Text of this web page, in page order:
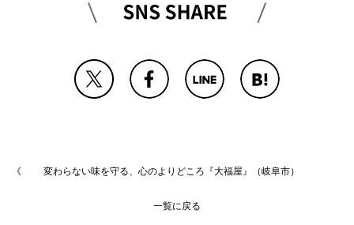
変わらない味を守る、心のよりどころ『大福屋』（岐阜市）
一覧に戻る